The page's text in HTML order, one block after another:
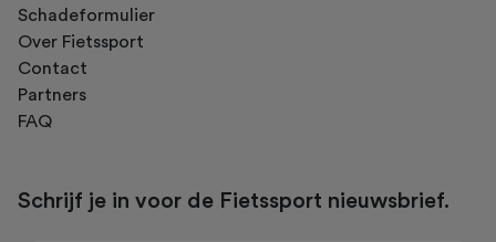
Schadeformulier
Over Fietssport
Contact
Partners
FAQ
Schrijf je in voor de Fietssport nieuwsbrief.